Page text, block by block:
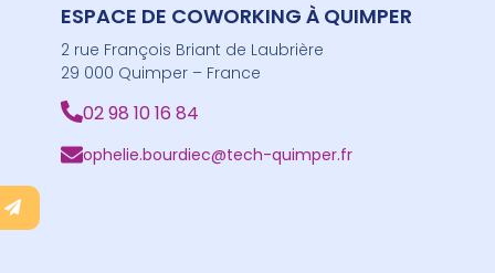
ESPACE DE COWORKING À QUIMPER
2 rue François Briant de Laubrière
29 000 Quimper – France
02 98 10 16 84
ophelie.bourdiec@tech-quimper.fr